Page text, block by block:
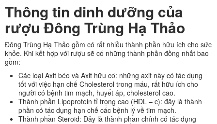
Thông tin dinh dưỡng của
rượu Đông Trùng Hạ Thảo
Đông Trùng Hạ Thảo gồm có rất nhiều thành phần hữu ích cho sức
khỏe. Khi kết hợp với rượu sẽ có những thành phần đồng nhất bao
gồm:
Các loại Axit béo và Axit hữu cơ: những axit này có tác dụng
tốt với việc hạn chế Cholesterol trong máu, rất hữu ích cho
người có bệnh tim mạch, huyết áp, cholesterol cao.
Thành phần Lipoprotein tỉ trọng cao (HDL – c): đây là thành
phần có tác dụng hạn chế các bệnh lý về tim mạch.
Thành phần Steroid: Đây là thành phần chính có tác dụng